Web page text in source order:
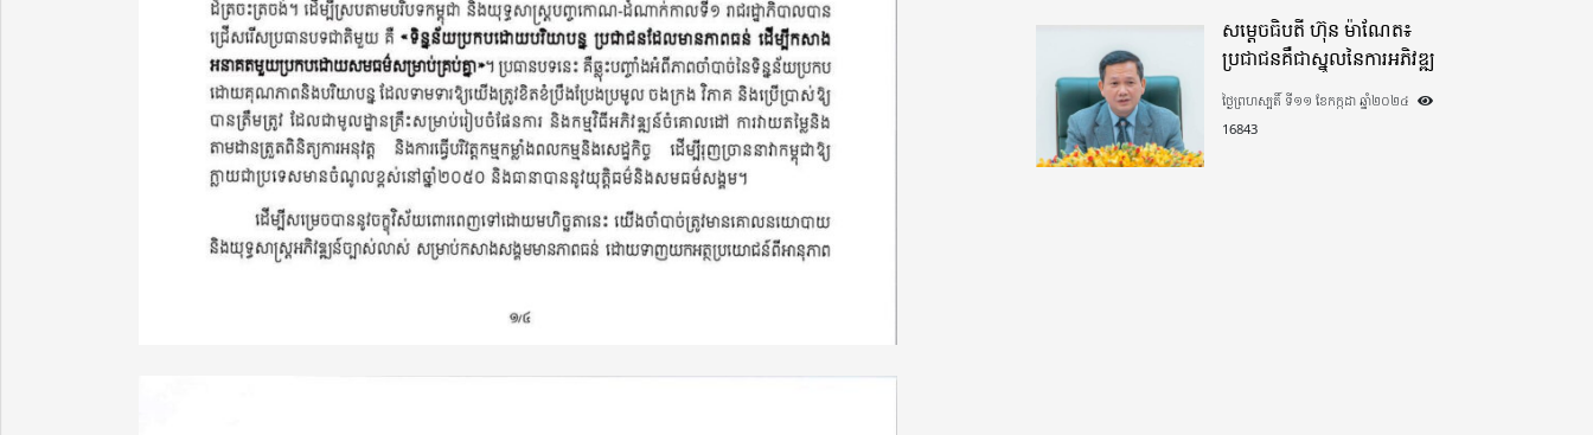
កសាងផ្លូវក្រវាត់ព្រំដែន
សម្តេចធិបតី ហ៊ុន ម៉ាណែត៖
ប្រជាជនគឺជាស្នូលនៃការអភិវឌ្ឍ
ថ្ងៃព្រហស្បតិ៍ ទី១១ ខែកក្កដា ឆ្នាំ២០២៤
16843